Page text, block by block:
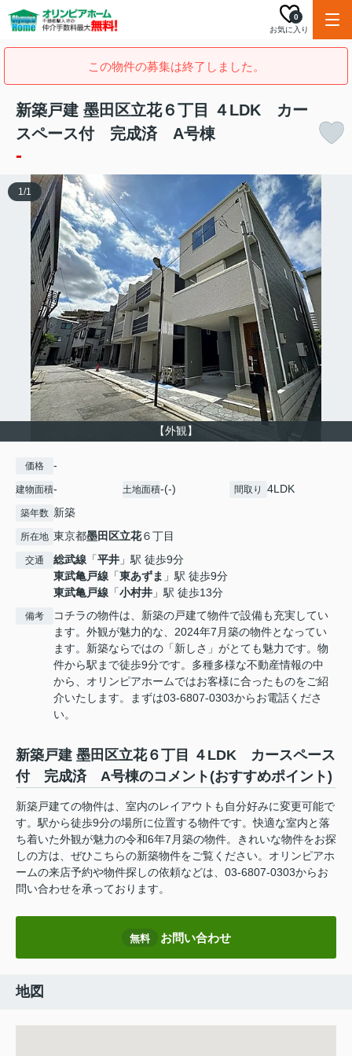
お気に入り
0
この物件の募集は終了しました。
新築戸建 墨田区立花６丁目 ４LDK カー
スペース付 完成済 A号棟
-
【外観】
1/1
価格 -
建物面積- 土地面積-(-) 間取り 4LDK
築年数 新築
所在地 東京都墨田区立花６丁目
交通 総武線 「平井 」駅 徒歩9分
東武亀戸線 「東あずま 」駅 徒歩9分
東武亀戸線 「小村井 」駅 徒歩13分
備考
コチラの物件は、新築の戸建て物件で設備も充実してい
ます。外観が魅力的な、2024年7月築の物件となってい
ます。新築ならではの「新しさ」がとても魅力です。物
件から駅まで徒歩9分です。多種多様な不動産情報の中
から、オリンピアホームではお客様に合ったものをご紹
介いたします。まずは03-6807-0303からお電話くださ
い。
新築戸建 墨田区立花６丁目 ４LDK カースペース
付 完成済 A号棟のコメント(おすすめポイント)
新築戸建ての物件は、室内のレイアウトも自分好みに変更可能で
す。駅から徒歩9分の場所に位置する物件です。快適な室内と落
ち着いた外観が魅力の令和6年7月築の物件。きれいな物件をお探
しの方は、ぜひこちらの新築物件をご覧ください。オリンピアホ
ームの来店予約や物件探しの依頼などは、03-6807-0303からお
問い合わせを承っております。
無料 お問い合わせ
地図